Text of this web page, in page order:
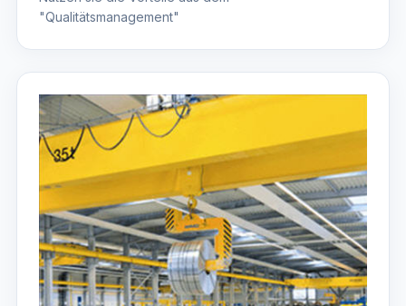
"Qualitätsmanagement"